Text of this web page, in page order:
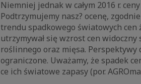
Niemniej jednak w całym 2016 r.
Podtrzymujemy nasz? ocenę,
trendu spadkowego światowych cen
utrzymywał się wzrost cen
roślinnego oraz mięsa. Perspektywy
ograniczone. Uważamy, że spadek
ce ich światowe zapasy (por.